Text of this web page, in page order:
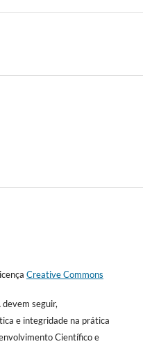
Creative Commons
seguir,
e integridade na prática
Científico e